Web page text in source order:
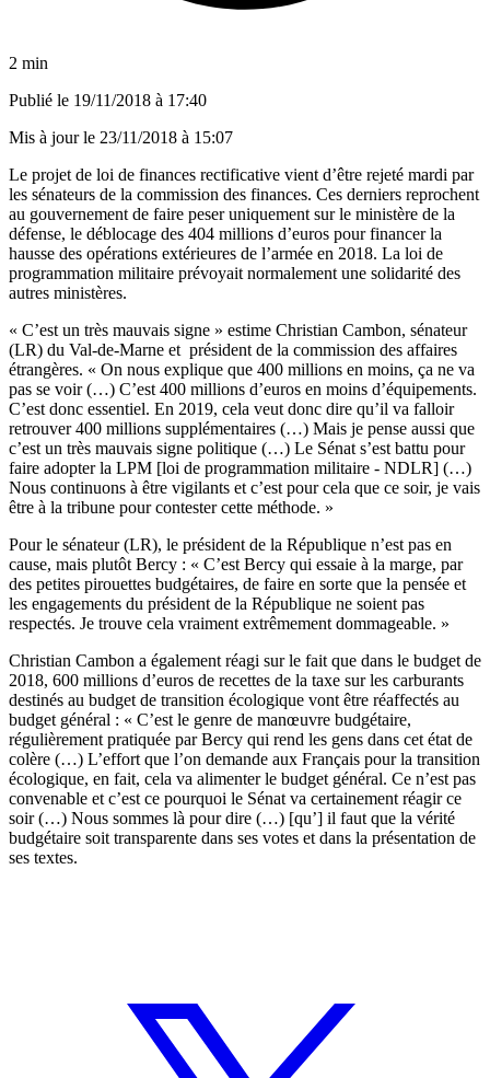
2 min
Publié le 19/11/2018 à 17:40
Mis à jour le 23/11/2018 à 15:07
Le projet de loi de finances rectificative vient d’être rejeté mardi par
les sénateurs de la commission des finances. Ces derniers reprochent
au gouvernement de faire peser uniquement sur le ministère de la
défense, le déblocage des 404 millions d’euros pour financer la
hausse des opérations extérieures de l’armée en 2018. La loi de
programmation militaire prévoyait normalement une solidarité des
autres ministères.
« C’est un très mauvais signe » estime Christian Cambon, sénateur
(LR) du Val-de-Marne et président de la commission des affaires
étrangères. « On nous explique que 400 millions en moins, ça ne va
pas se voir (…) C’est 400 millions d’euros en moins d’équipements.
C’est donc essentiel. En 2019, cela veut donc dire qu’il va falloir
retrouver 400 millions supplémentaires (…) Mais je pense aussi que
c’est un très mauvais signe politique (…) Le Sénat s’est battu pour
faire adopter la LPM [loi de programmation militaire - NDLR] (…)
Nous continuons à être vigilants et c’est pour cela que ce soir, je vais
être à la tribune pour contester cette méthode. »
Pour le sénateur (LR), le président de la République n’est pas en
cause, mais plutôt Bercy : « C’est Bercy qui essaie à la marge, par
des petites pirouettes budgétaires, de faire en sorte que la pensée et
les engagements du président de la République ne soient pas
respectés. Je trouve cela vraiment extrêmement dommageable. »
Christian Cambon a également réagi sur le fait que dans le budget de
2018, 600 millions d’euros de recettes de la taxe sur les carburants
destinés au budget de transition écologique vont être réaffectés au
budget général : « C’est le genre de manœuvre budgétaire,
régulièrement pratiquée par Bercy qui rend les gens dans cet état de
colère (…) L’effort que l’on demande aux Français pour la transition
écologique, en fait, cela va alimenter le budget général. Ce n’est pas
convenable et c’est ce pourquoi le Sénat va certainement réagir ce
soir (…) Nous sommes là pour dire (…) [qu’] il faut que la vérité
budgétaire soit transparente dans ses votes et dans la présentation de
ses textes.